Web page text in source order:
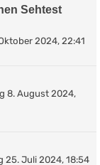
Sehtest
2024, 22:41
8. August 2024,
25. Juli 2024, 18:54